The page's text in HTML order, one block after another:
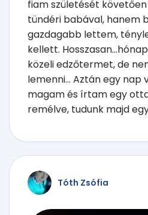
fiam születését
tündéri babával, hanem
gazdagabb lettem,
kellett.
közeli edzőtermet, de
lemenni... Aztán egy nap
magam és írtam egy
remélve, tudunk majd
Tóth Zsófia